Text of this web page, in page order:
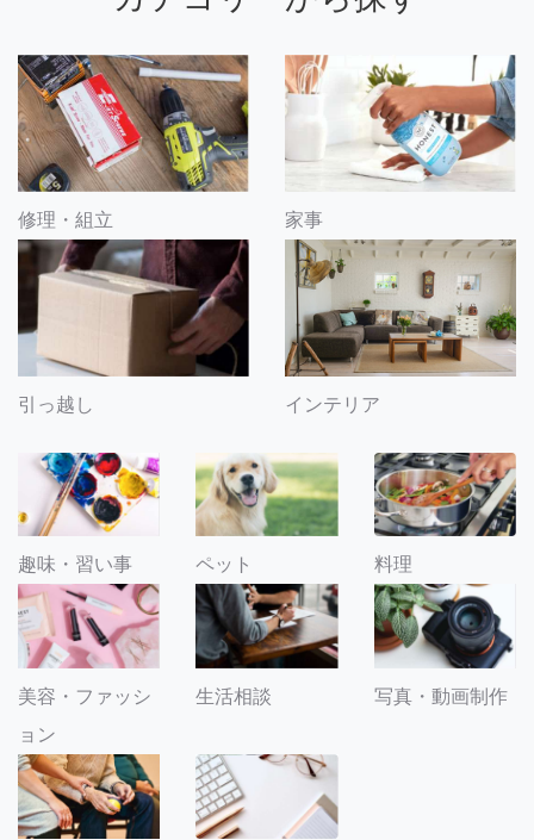
修理・組立 家事
引っ越し インテリア
趣味・習い事 ペット 料理
美容・ファッシ
ョン
生活相談 写真・動画制作